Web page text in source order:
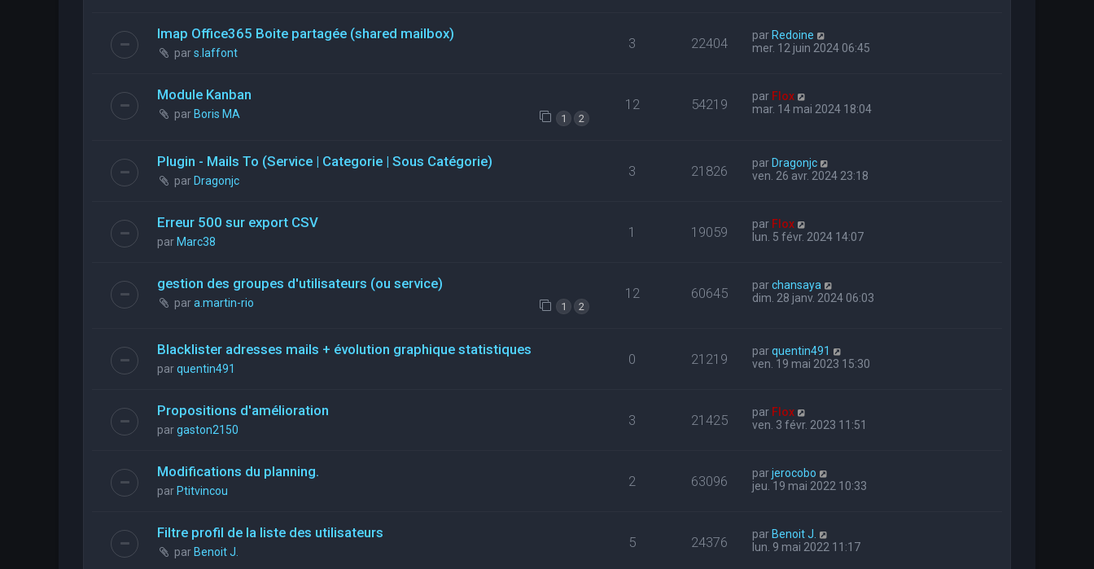
Imap Office365 Boite partagée (shared mailbox)
pars.laffont
3 22404 par Redoine
mer. 12 juin 2024 06:45
Module Kanban
par Boris MA 1 2
12 54219 par Flox
mar. 14 mai 2024 18:04
Plugin - Mails To (Service | Categorie | Sous Catégorie)
parDragonjc
3 21826 parDragonjc
ven. 26 avr. 2024 23:18
Erreur 500 sur export CSV
parMarc38
1 19059 par Flox
lun. 5 févr. 2024 14:07
gestion des groupes d'utilisateurs (ou service)
para.martin-rio 1 2
12 60645 parchansaya
dim. 28 janv. 2024 06:03
Blacklister adresses mails + évolution graphique statistiques
parquentin491
0 21219 parquentin491
ven. 19 mai 2023 15:30
Propositions d'amélioration
pargaston2150
3 21425 par Flox
ven. 3 févr. 2023 11:51
Modifications du planning.
par Ptitvincou
2 63096 parjerocobo
jeu. 19 mai 2022 10:33
Filtre profil de la liste des utilisateurs
par Benoit J.
5 24376 par Benoit J.
lun. 9 mai 2022 11:17